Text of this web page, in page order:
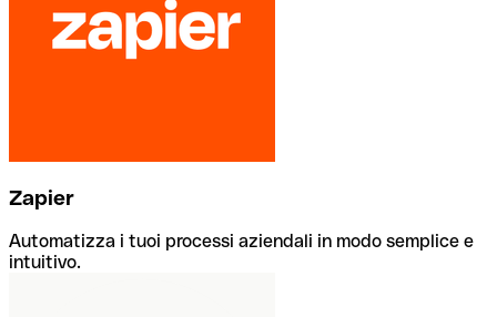
Zapier
Automatizza i tuoi processi aziendali in modo semplice e
intuitivo.